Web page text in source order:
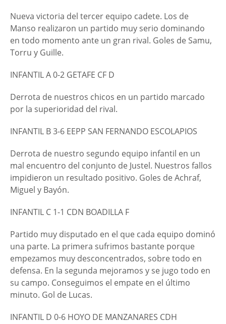
Nueva victoria del tercer equipo cadete. Los de
Manso realizaron un partido muy serio dominando
en todo momento ante un gran rival. Goles de Samu,
Torru y Guille.
INFANTIL A 0-2 GETAFE CF D
Derrota de nuestros chicos en un partido marcado
por la superioridad del rival.
INFANTIL B 3-6 EEPP SAN FERNANDO ESCOLAPIOS
Derrota de nuestro segundo equipo infantil en un
mal encuentro del conjunto de Justel. Nuestros fallos
impidieron un resultado positivo. Goles de Achraf,
Miguel y Bayón.
INFANTIL C 1-1 CDN BOADILLA F
Partido muy disputado en el que cada equipo dominó
una parte. La primera sufrimos bastante porque
empezamos muy desconcentrados, sobre todo en
defensa. En la segunda mejoramos y se jugo todo en
su campo. Conseguimos el empate en el último
minuto. Gol de Lucas.
INFANTIL D 0-6 HOYO DE MANZANARES CDH